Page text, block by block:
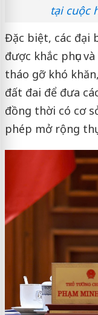
tại cuộc
Đặc biệt, các đại
được khắc phục
tháo gỡ khó
đất đai để đưa
đồng thời có cơ
phép mở rộng